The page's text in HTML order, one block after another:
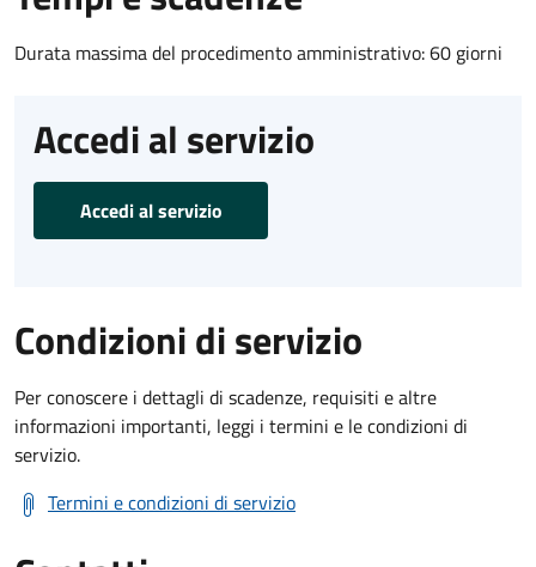
Durata massima del procedimento amministrativo: 60 giorni
Accedi al servizio
Accedi al servizio
Condizioni di servizio
Per conoscere i dettagli di scadenze, requisiti e altre
informazioni importanti, leggi i termini e le condizioni di
servizio.
Termini e condizioni di servizio